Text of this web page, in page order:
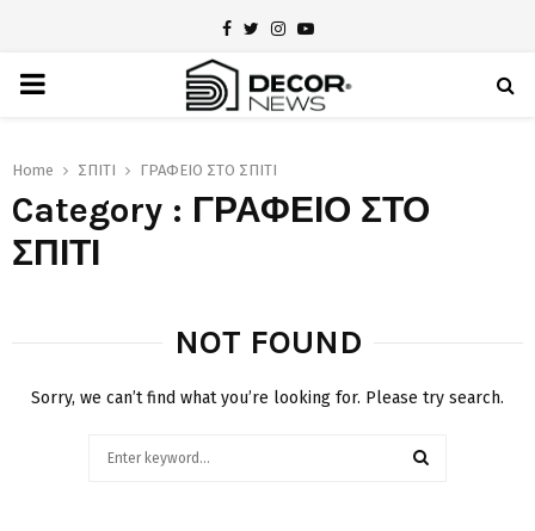
Facebook
TwitterInstagram
Youtube
PRIMARY
Home ΣΠΙΤΙ ΓΡΑΦΕΙΟ ΣΤΟ ΣΠΙΤΙ
Category : ΓΡΑΦΕΙΟ ΣΤΟ
ΣΠΙΤΙ
NOT FOUND
Sorry, we can’t find what you’re looking for. Please try search.